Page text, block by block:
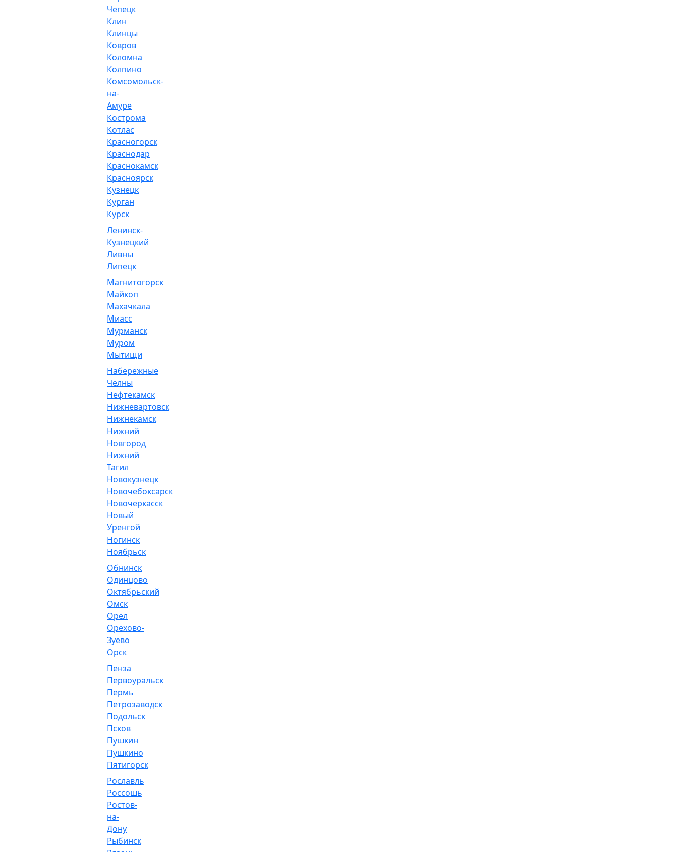
Чепецк
Клин
Клинцы
Ковров
Коломна
Колпино
Комсомольск-
на-
Амуре
Кострома
Котлас
Красногорск
Краснодар
Краснокамск
Красноярск
Кузнецк
Курган
Курск
Ленинск-
Кузнецкий
Ливны
Липецк
Магнитогорск
Майкоп
Махачкала
Миасс
Мурманск
Муром
Мытищи
Набережные
Челны
Нефтекамск
Нижневартовск
Нижнекамск
Нижний
Новгород
Нижний
Тагил
Новокузнецк
Новочебоксарск
Новочеркасск
Новый
Уренгой
Ногинск
Ноябрьск
Обнинск
Одинцово
Октябрьский
Омск
Орел
Орехово-
Зуево
Орск
Пенза
Первоуральск
Пермь
Петрозаводск
Подольск
Псков
Пушкин
Пушкино
Пятигорск
Рославль
Россошь
Ростов-
на-
Дону
Рыбинск